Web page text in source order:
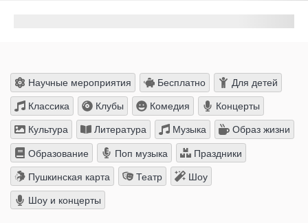
Научные мероприятия Бесплатно Для детей
Классика Клубы Комедия Концерты
Культура Литература Музыка Образ жизни
Образование Поп музыка Праздники
Пушкинская карта Театр Шоу
Шоу и концерты